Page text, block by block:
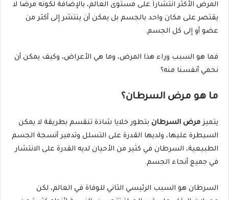
المرض الأكثر انتشاراً على مستوى العالم، بالإضافة لكونه مرضا لا
يقتصر على مكان واحد بالجسم بل يمكن أن ينتشر إلى أكثر من
عضو أو إلى كل الجسم.
فما هو السبب وراء هذا المرض، وما هي الأعراض، وكيف يمكن أن
نحمي أنفسنا منه؟
ما هو مرض السرطان؟
يتميز مرض السرطان بتطور خلايا شاذة تنقسم بطريقة لا يمكن
السيطرة عليها، ولديها القدرة على التسلل وتدمير أنسجة الجسم
الطبيعية، السرطان في كثير من الأحيان لديه القدرة على الانتشار
في جميع أنحاء الجسم.
السرطان هو السبب الرئيسي الثاني للوفاة في العالم، لكن